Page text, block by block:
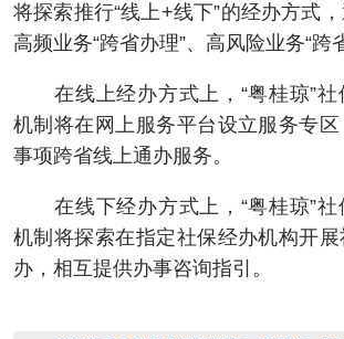
将探索推行“线上+线下”的经办方式
高频业务“跨省办理”、高风险业务“跨
在线上经办方式上，“粤桂琼”社
机制将在网上服务平台设立服务专
事项跨省线上通办服务。
在线下经办方式上，“粤桂琼”社
机制将探索在指定社保经办机构开
办，相互提供办事咨询指引。